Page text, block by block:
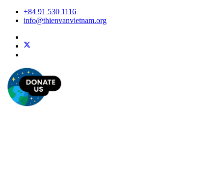
+84 91 530 1116
info@thienvanvietnam.org